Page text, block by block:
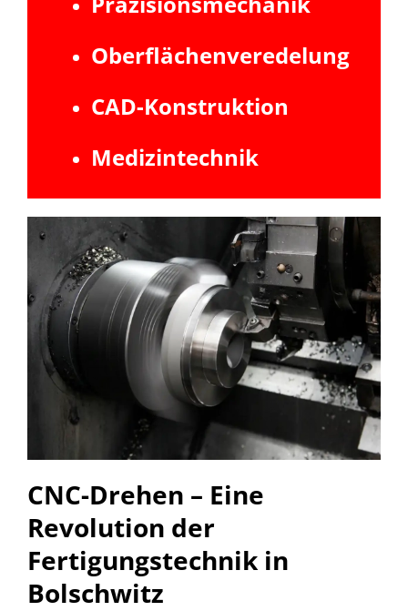
Oberflächenveredelung
CAD-Konstruktion
Medizintechnik
CNC-Drehen – Eine
Revolution der
Fertigungstechnik in
Bolschwitz